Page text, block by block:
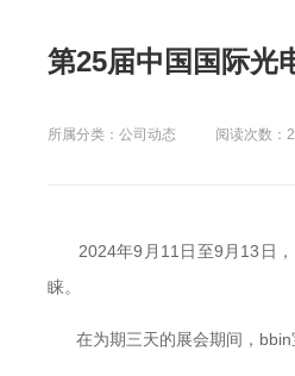
第25届中国国际光
所属分类：公司动态 阅读次数
2024年9月11日至9月13日
睐。
在为期三天的展会期间，